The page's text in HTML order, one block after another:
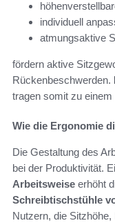
individuell
atmungsaktive
fördern aktive
Rückenbeschwerden.
tragen somit zu
Wie die Ergonomie
Die Gestaltung des
bei der Produktivität.
Arbeitsweise erhöht
Schreibtischstühle
Nutzern, die